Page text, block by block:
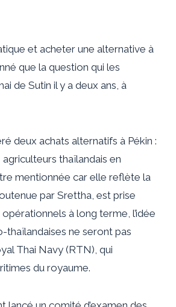
et acheter une alternative à
que la question qui les
de Sutin il y a deux ans, à
deux achats alternatifs à Pékin :
thaïlandais en
mentionnée car elle reflète la
par Srettha, est prise
à long terme, l’idée
thaïlandaises ne seront pas
Thai Navy (RTN), qui
du royaume.